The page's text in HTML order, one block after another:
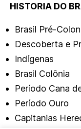
HISTORIA DO
Brasil Pré-
Descoberta e
Indígenas
Brasil Colônia
Período Cana
Período Ouro
Capitanias